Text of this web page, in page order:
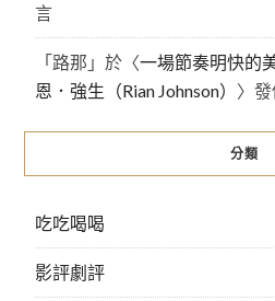
言
「路那 」於〈一場節奏明快的
恩．強生（Rian Johnson） 〉
分類
吃吃喝喝
影評劇評